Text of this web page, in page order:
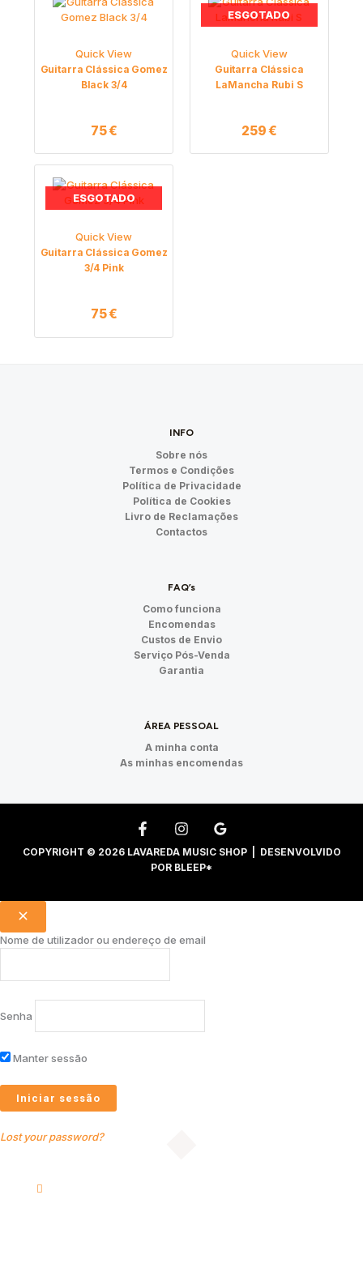
Quick View
Guitarra Clássica Gomez
Black 3/4
75€
ESGOTADO
Quick View
Guitarra Clássica
LaMancha Rubi S
259€
ESGOTADO
Quick View
Guitarra Clássica Gomez
3/4 Pink
75€
INFO
Sobre nós
Termos e Condições
Política de Privacidade
Política de Cookies
Livro de Reclamações
Contactos
FAQ’s
Como funciona
Encomendas
Custos de Envio
Serviço Pós-Venda
Garantia
ÁREA PESSOAL
A minha conta
As minhas encomendas
COPYRIGHT © 2026 LAVAREDA MUSIC SHOP | DESENVOLVIDO
POR BLEEP*
Nome de utilizador ou endereço de email
Senha
Manter sessão
Lost your password?